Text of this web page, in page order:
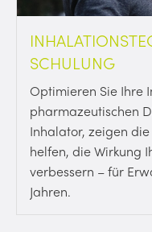
SCHULUNG
Optimieren Sie Ihre
pharmazeutischen
Inhalator, zeigen
helfen, die Wirkung
verbessern – für
Jahren.